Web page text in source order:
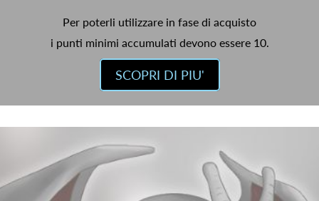
Per poterli utilizzare in fase di acquisto
i punti minimi accumulati devono essere 10.
SCOPRI DI PIU'